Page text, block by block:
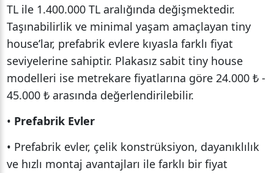
TL ile 1.400.000 TL aralığında değişmektedir.
Taşınabilirlik ve minimal yaşam amaçlayan tiny
house’lar, prefabrik evlere kıyasla farklı fiyat
seviyelerine sahiptir. Plakasız sabit tiny house
modelleri ise metrekare fiyatlarına göre 24.000 ₺ -
45.000 ₺ arasında değerlendirilebilir.
• Prefabrik Evler
• Prefabrik evler, çelik konstrüksiyon, dayanıklılık
ve hızlı montaj avantajları ile farklı bir fiyat